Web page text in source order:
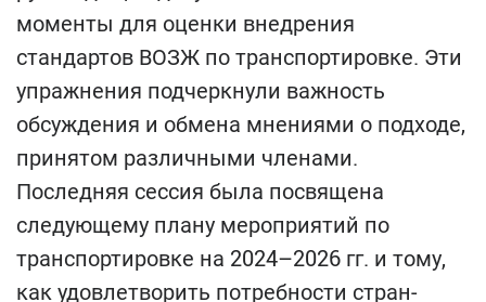
моменты для оценки внедрения
стандартов ВОЗЖ по транспортировке. Эти
упражнения подчеркнули важность
обсуждения и обмена мнениями о подходе,
принятом различными членами.
Последняя сессия была посвящена
следующему плану мероприятий по
транспортировке на 2024–2026 гг. и тому,
как удовлетворить потребности стран-